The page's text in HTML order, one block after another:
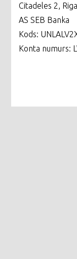
Citadeles 2,
AS SEB Banka
Kods:
Konta numurs: